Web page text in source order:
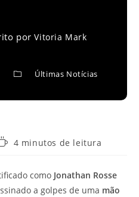
porVitoria Mark
Últimas Notícias
4 minutos de leitura
como Jonathan Rosse
a golpes de uma mão